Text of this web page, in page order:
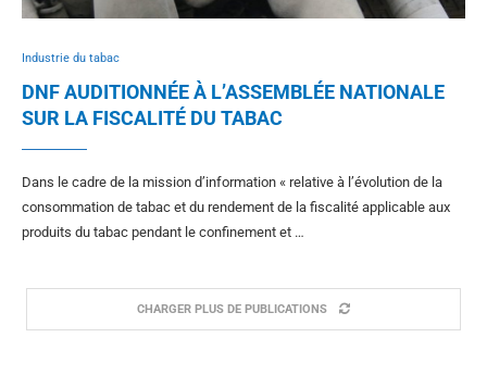
Industrie du tabac
DNF AUDITIONNÉE À L’ASSEMBLÉE NATIONALE
SUR LA FISCALITÉ DU TABAC
Dans le cadre de la mission d’information « relative à l’évolution de la
consommation de tabac et du rendement de la fiscalité applicable aux
produits du tabac pendant le confinement et …
CHARGER PLUS DE PUBLICATIONS